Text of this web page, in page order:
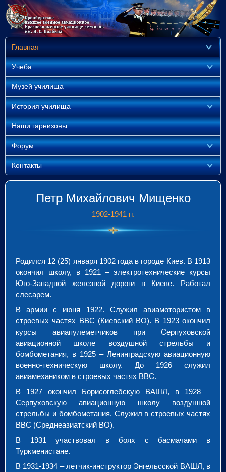
Главная
Учеба
Музей училища
История училища
Наши гарнизоны
Форум
Контакты
Петр Михайлович Мищенко
1902-1941 гг.
Родился 12 (25) января 1902 года в городе Киев. В 1913
окончил школу, в 1921 – электротехнические курсы
Юго-Западной железной дороги в Киеве. Работал
слесарем.
В армии с июня 1922. Служил авиамотористом в
строевых частях ВВС (Киевский ВО). В 1923 окончил
курсы авиапулеметчиков при Серпуховской
авиационной школе воздушной стрельбы и
бомбометания, в 1925 – Ленинградскую авиационную
военно-техническую школу. До 1926 служил
авиамехаником в строевых частях ВВС.
В 1927 окончил Борисоглебскую ВАШЛ, в 1928 –
Серпуховскую авиационную школу воздушной
стрельбы и бомбометания. Служил в строевых частях
ВВС (Среднеазиатский ВО).
В 1931 участвовал в боях с басмачами в
Туркменистане.
В 1931-1934 – летчик-инструктор Энгельсской ВАШЛ, в